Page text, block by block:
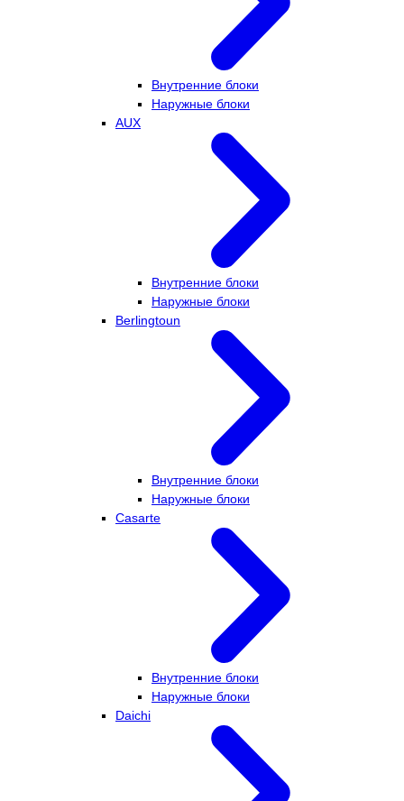
Внутренние блоки
Наружные блоки
AUX
Внутренние блоки
Наружные блоки
Berlingtoun
Внутренние блоки
Наружные блоки
Casarte
Внутренние блоки
Наружные блоки
Daichi